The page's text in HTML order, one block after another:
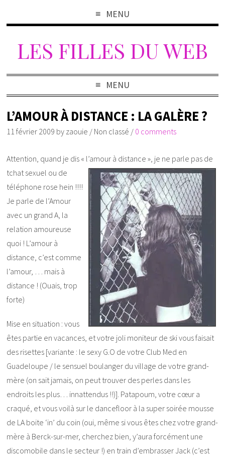
MENU
LES FILLES DU WEB
MENU
L’AMOUR À DISTANCE : LA GALÈRE ?
11 février 2009 by zaouie / Non classé / 0 comments
Attention, quand je dis « l’amour à distance », je ne parle pas de
tchat sexuel ou de
téléphone rose hein !!!!
Je parle de l’Amour
avec un grand A, la
relation amoureuse
quoi ! L’amour à
distance, c’est comme
l’amour, … mais à
distance ! (Ouais, trop
forte)
Mise en situation : vous
êtes partie en vacances, et votre joli moniteur de ski vous faisait
des risettes [variante : le sexy G.O de votre Club Med en
Guadeloupe / le sensuel boulanger du village de votre grand-
mère (on sait jamais, on peut trouver des perles dans les
endroits les plus… innattendus !!)]. Patapoum, votre cœur a
craqué, et vous voilà sur le dancefloor à la super soirée mousse
de LA boite ‘in’ du coin (oui, même si vous êtes chez votre grand-
mère à Berck-sur-mer, cherchez bien, y’aura forcément une
discomobile dans le secteur !) en train d’embrasser Jack (c’est